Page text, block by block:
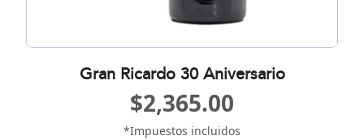
Gran Ricardo 30 Aniversario
$2,365.00
*Impuestos incluidos